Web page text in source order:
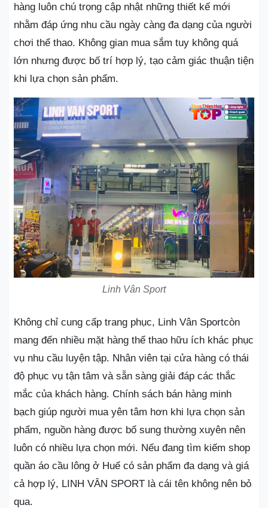
hàng luôn chú trọng cập nhật những thiết kế mới
nhằm đáp ứng nhu cầu ngày càng đa dạng của người
chơi thể thao. Không gian mua sắm tuy không quá
lớn nhưng được bố trí hợp lý, tạo cảm giác thuận tiện
khi lựa chọn sản phẩm.
Linh Vân Sport
Không chỉ cung cấp trang phục, Linh Vân Sportcòn
mang đến nhiều mặt hàng thể thao hữu ích khác phục
vụ nhu cầu luyện tập. Nhân viên tại cửa hàng có thái
độ phục vụ tận tâm và sẵn sàng giải đáp các thắc
mắc của khách hàng. Chính sách bán hàng minh
bạch giúp người mua yên tâm hơn khi lựa chọn sản
phẩm, nguồn hàng được bổ sung thường xuyên nên
luôn có nhiều lựa chọn mới. Nếu đang tìm kiếm shop
quần áo cầu lông ở Huế có sản phẩm đa dạng và giá
cả hợp lý, LINH VÂN SPORT là cái tên không nên bỏ
qua.